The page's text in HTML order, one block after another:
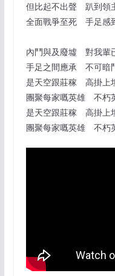
但比起不出聲 趴到領
全面戰爭至死 手足感
內鬥與及廢墟 對我輩
手足之間應承 不可暗
是天空跟莊稼 高掛上
團聚每家嘅英雄 不朽
是天空跟莊稼 高掛上
團聚每家嘅英雄 不